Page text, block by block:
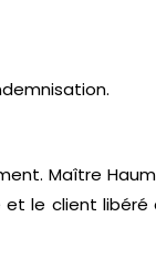
Maître
et le client